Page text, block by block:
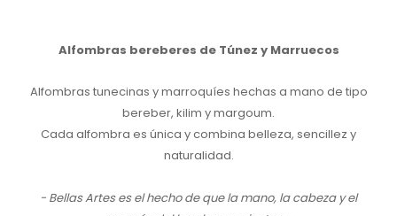
Alfombras bereberes de Túnez y Marruecos
Alfombras tunecinas y marroquíes hechas a mano de tipo
bereber, kilim y margoum.
Cada alfombra es única y combina belleza, sencillez y
naturalidad.
- Bellas Artes es el hecho de que la mano, la cabeza y el